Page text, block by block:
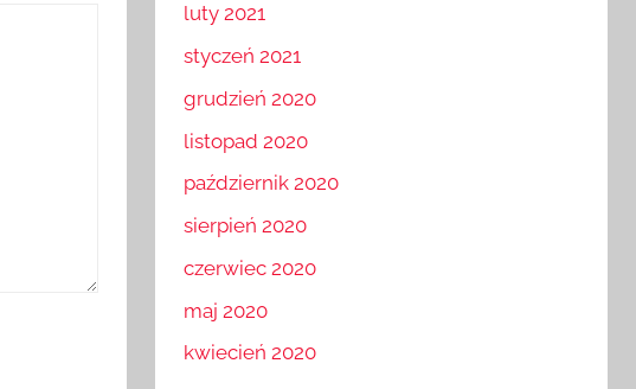
luty 2021
styczeń 2021
grudzień 2020
listopad 2020
październik 2020
sierpień 2020
czerwiec 2020
maj 2020
kwiecień 2020